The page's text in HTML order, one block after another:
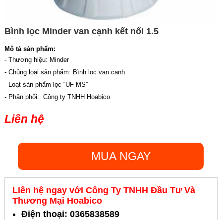
Bình lọc Minder van cạnh kết nối 1.5
Mô tả sản phẩm:
- Thương hiệu: Minder
- Chủng loại sản phẩm: Bình lọc van cạnh
- Loạt sản phẩm lọc “UF-MS”
- Phân phối: Công ty TNHH Hoabico
Liên hệ
MUA NGAY
Liên hệ ngay với Công Ty TNHH Đầu Tư Và
Thương Mại Hoabico
Điện thoại: 0365838589